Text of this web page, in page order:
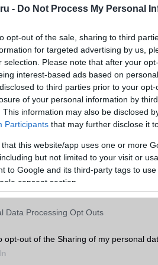
- Do Not Process My Personal
opt-out of the sale, sharing to third
for targeted advertising by us,
selection. Please note that after your
interest-based ads based on
to third parties prior to your
of your personal information by
This information may also be disclosed
Participants that may further disclose it
that this website/app uses one or more
but not limited to your visit or
to Google and its third-party tags to
consent section.
Data Processing Opt Outs
opt-out of the Sharing of my personal
listája, amelyek elnyerték
telefon – Samsung Galaxy S22 Ultra
– ASUS Zenphone 9
–Apple iPhone 14 Pro
arányú telefon –Google Pixel 7
–